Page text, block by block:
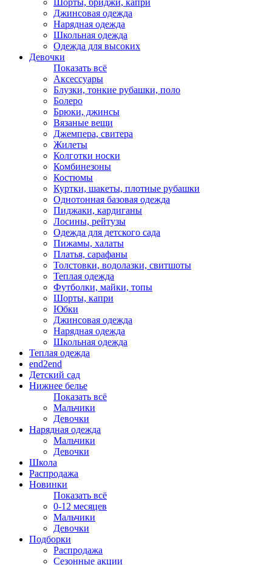
Шорты, бриджи, капри
Джинсовая одежда
Нарядная одежда
Школьная одежда
Одежда для высоких
Девочки
Показать всё
Аксессуары
Блузки, тонкие рубашки, поло
Болеро
Брюки, джинсы
Вязаные вещи
Джемпера, свитера
Жилеты
Колготки носки
Комбинезоны
Костюмы
Куртки, шакеты, плотные рубашки
Однотонная базовая одежда
Пиджаки, кардиганы
Лосины, рейтузы
Одежда для детского сада
Пижамы, халаты
Платья, сарафаны
Толстовки, водолазки, свитшоты
Теплая одежда
Футболки, майки, топы
Шорты, капри
Юбки
Джинсовая одежда
Нарядная одежда
Школьная одежда
Теплая одежда
end2end
Детский сад
Нижнее белье
Показать всё
Мальчики
Девочки
Нарядная одежда
Мальчики
Девочки
Школа
Распродажа
Новинки
Показать всё
0-12 месяцев
Мальчики
Девочки
Подборки
Распродажа
Сезонные акции